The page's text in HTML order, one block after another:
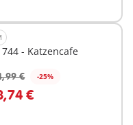
- Katzencafe
€ -25%
€
In den Warenkorb